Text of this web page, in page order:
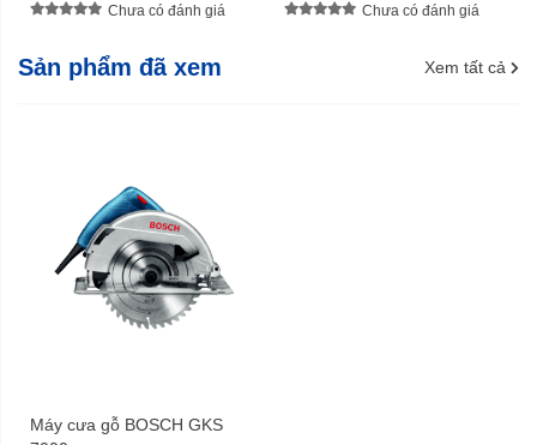
Chưa có đánh giá Chưa có đánh giá
Sản phẩm đã xem Xem tất cả
Máy cưa gỗ BOSCH GKS